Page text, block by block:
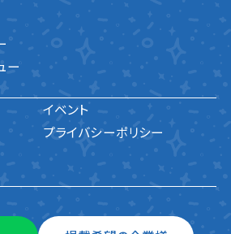
ー
イベント
プライバシーポリシー